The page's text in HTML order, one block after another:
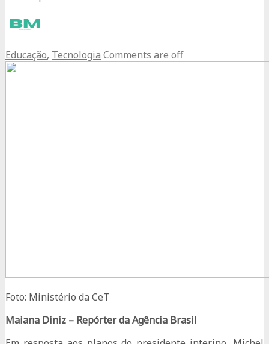
Educação, Tecnologia Comments are off
Foto: Ministério da CeT
Maiana Diniz – Repórter da Agência Brasil